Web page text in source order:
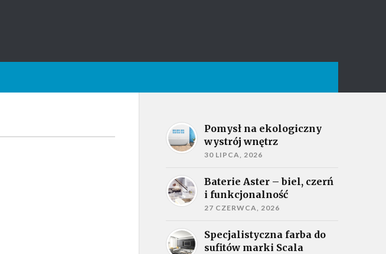
Pomysł na ekologiczny
wystrój wnętrz
30 LIPCA, 2026
Baterie Aster – biel, czerń
i funkcjonalność
27 CZERWCA, 2026
Specjalistyczna farba do
sufitów marki Scala